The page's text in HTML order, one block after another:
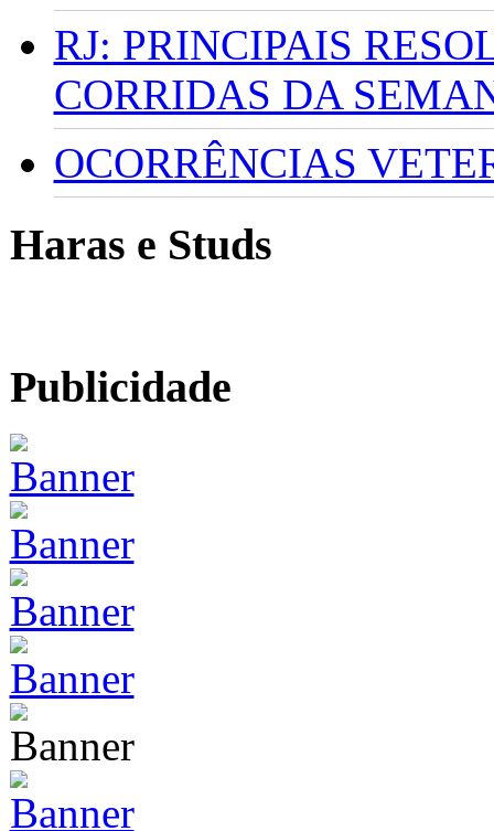
RJ: PRINCIPAIS
CORRIDAS DA
OCORRÊNCIAS
Haras e Studs
Publicidade